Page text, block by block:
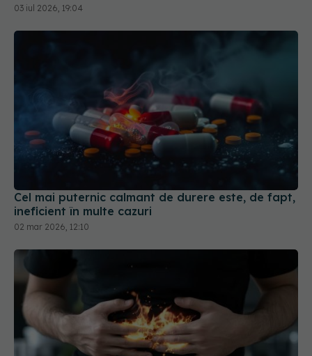
03 iul 2026, 19:04
Cel mai puternic calmant de durere este, de fapt,
ineficient în multe cazuri
02 mar 2026, 12:10